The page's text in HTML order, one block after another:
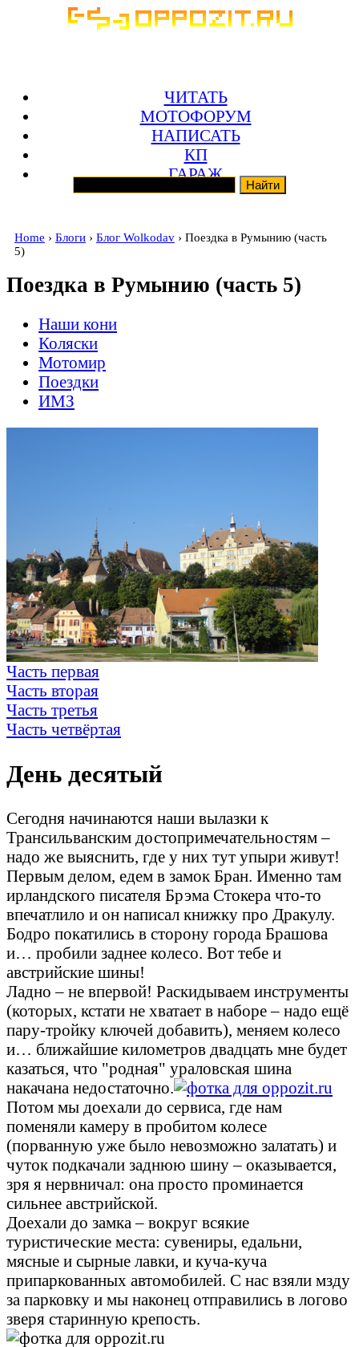
ЧИТАТЬ
МОТОФОРУМ
НАПИСАТЬ
КП
ГАРАЖ
Home › Блоги › Блог Wolkodav › Поездка в Румынию (часть
5)
Поездка в Румынию (часть 5)
Наши кони
Коляски
Мотомир
Поездки
ИМЗ
Часть первая
Часть вторая
Часть третья
Часть четвёртая
День десятый
Сегодня начинаются наши вылазки к
Трансильванским достопримечательностям –
надо же выяснить, где у них тут упыри живут!
Первым делом, едем в замок Бран. Именно там
ирландского писателя Брэма Стокера что-то
впечатлило и он написал книжку про Дракулу.
Бодро покатились в сторону города Брашова
и… пробили заднее колесо. Вот тебе и
австрийские шины!
Ладно – не впервой! Раскидываем инструменты
(которых, кстати не хватает в наборе – надо ещё
пару-тройку ключей добавить), меняем колесо
и… ближайшие километров двадцать мне будет
казаться, что "родная" ураловская шина
накачана недостаточно.
Потом мы доехали до сервиса, где нам
поменяли камеру в пробитом колесе
(порванную уже было невозможно залатать) и
чуток подкачали заднюю шину – оказывается,
зря я нервничал: она просто проминается
сильнее австрийской.
Доехали до замка – вокруг всякие
туристические места: сувениры, едальни,
мясные и сырные лавки, и куча-куча
припаркованных автомобилей. С нас взяли мзду
за парковку и мы наконец отправились в логово
зверя старинную крепость.